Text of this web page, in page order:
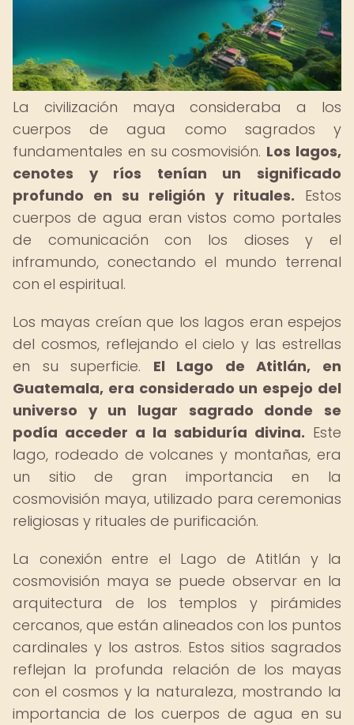
La civilización maya consideraba a los
cuerpos de agua como sagrados y
fundamentales en su cosmovisión. Los lagos,
cenotes y ríos tenían un significado
profundo en su religión y rituales. Estos
cuerpos de agua eran vistos como portales
de comunicación con los dioses y el
inframundo, conectando el mundo terrenal
con el espiritual.
Los mayas creían que los lagos eran espejos
del cosmos, reflejando el cielo y las estrellas
en su superficie. El Lago de Atitlán, en
Guatemala, era considerado un espejo del
universo y un lugar sagrado donde se
podía acceder a la sabiduría divina. Este
lago, rodeado de volcanes y montañas, era
un sitio de gran importancia en la
cosmovisión maya, utilizado para ceremonias
religiosas y rituales de purificación.
La conexión entre el Lago de Atitlán y la
cosmovisión maya se puede observar en la
arquitectura de los templos y pirámides
cercanos, que están alineados con los puntos
cardinales y los astros. Estos sitios sagrados
reflejan la profunda relación de los mayas
con el cosmos y la naturaleza, mostrando la
importancia de los cuerpos de agua en su